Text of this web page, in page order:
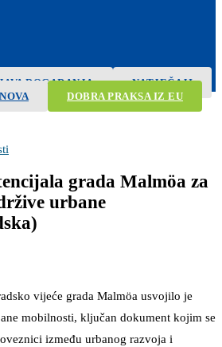
Search
DOGAĐANJA
NATJEČAJI
DOBRA PRAKSA IZ EU
grada Malmöa za
urbane
vijeće grada Malmöa usvojilo je
mobilnosti, ključan dokument kojim se
između urbanog razvoja i